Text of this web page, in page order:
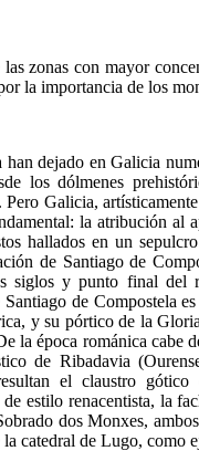
zonas con mayor
la importancia de los
dejado en Galicia
los dólmenes
Galicia,
la atribución al
hallados en un
de Santiago de
siglos y punto final del
de Compostela
y su pórtico de la
la época románica cabe
de Ribadavia
el claustro
estilo renacentista, la
dos Monxes,
catedral de Lugo, como